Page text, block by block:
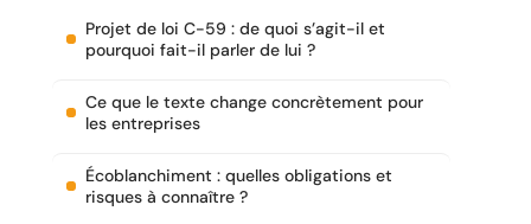
Projet de loi C-59 : de quoi s’agit-il et
pourquoi fait-il parler de lui ?
Ce que le texte change concrètement pour
les entreprises
Écoblanchiment : quelles obligations et
risques à connaître ?